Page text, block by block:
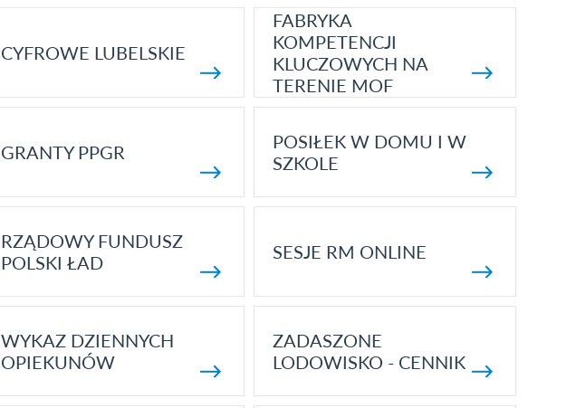
CYFROWE LUBELSKIE
FABRYKA
KOMPETENCJI
KLUCZOWYCH NA
TERENIE MOF
GRANTY PPGR
POSIŁEK W DOMU I W
SZKOLE
RZĄDOWY FUNDUSZ
POLSKI ŁAD
SESJE RM ONLINE
WYKAZ DZIENNYCH
OPIEKUNÓW
ZADASZONE
LODOWISKO - CENNIK